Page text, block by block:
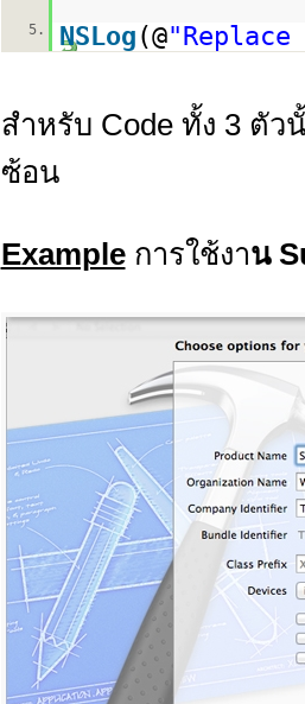
5. NSLog (@"Replace
สำหรับ Code ทั้ง 3 ตัว
ซ้อน
Exampleการใช้งาน